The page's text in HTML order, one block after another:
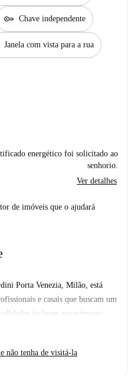
key Chave independente
Janela com vista para a rua
energético foi solicitado ao
senhorio.
Ver detalhes
de imóveis que o ajudará
Porta Venezia, Milão, está
e casais que buscam um
incluem aquecimento
máquina de lavar roupa
verificado pela Spotahome.
não tenha de visitá-la